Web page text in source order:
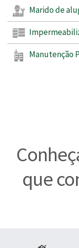
Marido de
Manutenção
que